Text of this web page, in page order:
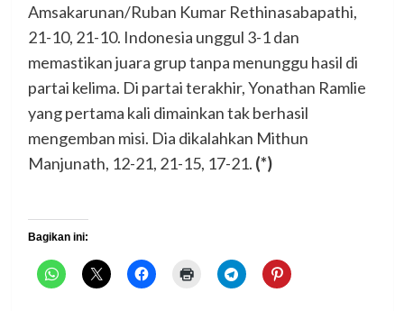
Amsakarunan/Ruban Kumar Rethinasabapathi,
21-10, 21-10. Indonesia unggul 3-1 dan
memastikan juara grup tanpa menunggu hasil di
partai kelima. Di partai terakhir, Yonathan Ramlie
yang pertama kali dimainkan tak berhasil
mengemban misi. Dia dikalahkan Mithun
Manjunath, 12-21, 21-15, 17-21. (*)
Bagikan ini: